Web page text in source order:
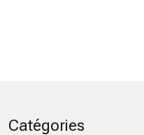
Catégories